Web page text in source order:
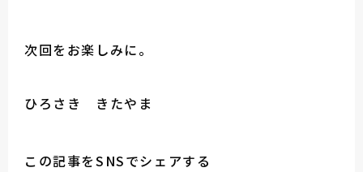
次回をお楽しみに。
ひろさき きたやま
この記事をSNSでシェアする